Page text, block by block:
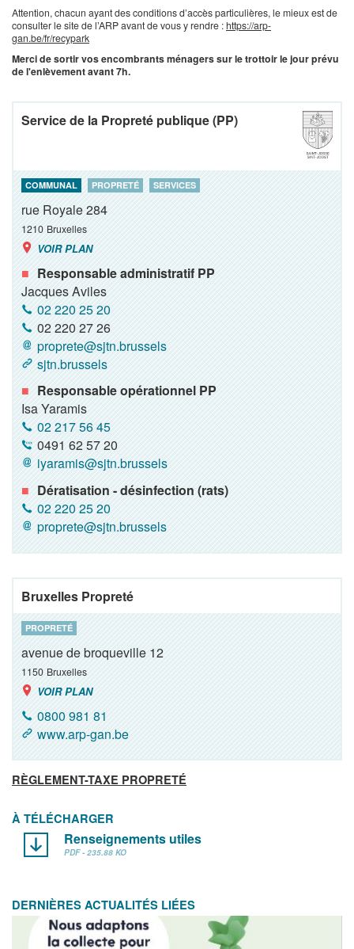
Attention, chacun ayant des conditions d’accès particulières, le mieux est de
consulter le site de l’ARP avant de vous y rendre :https://arp-
gan.be/fr/recypark
Merci de sortir vos encombrants ménagers sur le trottoir le jour prévu
de l'enlèvement avant 7h.
Service de la Propreté publique (PP)
COMMUNAL PROPRETÉ SERVICES
rue Royale 284
1210 Bruxelles
VOIR PLAN
Responsable administratif PP
Jacques Aviles
02 220 25 20
02 220 27 26
proprete@sjtn.brussels
sjtn.brussels
Responsable opérationnel PP
Isa Yaramis
02 217 56 45
0491 62 57 20
iyaramis@sjtn.brussels
Dératisation - désinfection (rats)
02 220 25 20
proprete@sjtn.brussels
Bruxelles Propreté
PROPRETÉ
avenue de broqueville 12
1150 Bruxelles
VOIR PLAN
0800 981 81
www.arp-gan.be
RÈGLEMENT-TAXE PROPRETÉ
À TÉLÉCHARGER
Renseignements utiles
PDF - 235.88 KO
DERNIÈRES ACTUALITÉS LIÉES